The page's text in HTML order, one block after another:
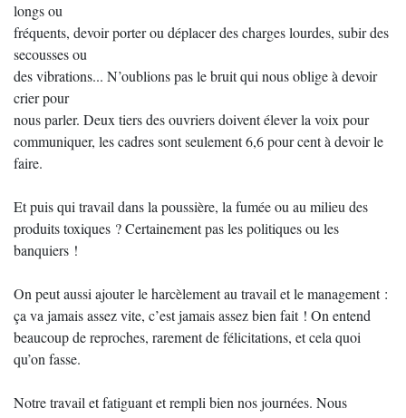
longs ou
fréquents, devoir porter ou déplacer des charges lourdes, subir des
secousses ou
des vibrations... N’oublions pas le bruit qui nous oblige à devoir
crier pour
nous parler. Deux tiers des ouvriers doivent élever la voix pour
communiquer, les cadres sont seulement 6,6 pour cent à devoir le
faire.
Et puis qui travail dans la poussière, la fumée ou au milieu des
produits toxiques ? Certainement pas les politiques ou les
banquiers !
On peut aussi ajouter le harcèlement au travail et le management :
ça va jamais assez vite, c’est jamais assez bien fait ! On entend
beaucoup de reproches, rarement de félicitations, et cela quoi
qu’on fasse.
Notre travail et fatiguant et rempli bien nos journées. Nous